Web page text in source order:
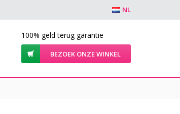
NL
100% geld terug garantie
BEZOEK ONZE WINKEL